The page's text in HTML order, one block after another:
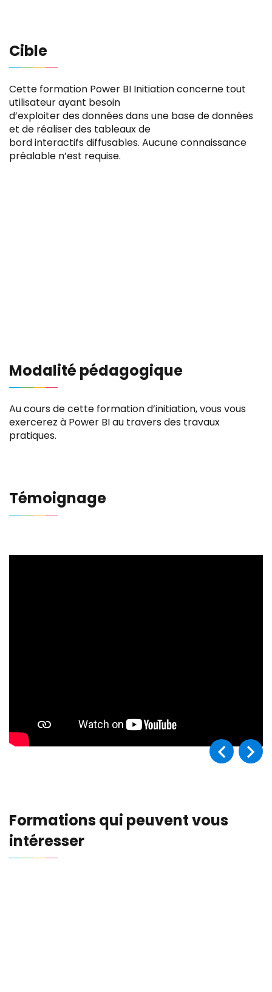
Cible
Cette formation Power BI Initiation concerne tout
utilisateur ayant besoin
d’exploiter des données dans une base de données
et de réaliser des tableaux de
bord interactifs diffusables. Aucune connaissance
préalable n’est requise.
Modalité pédagogique
Au cours de cette formation d’initiation, vous vous
exercerez à Power BI au travers des travaux
pratiques.
Témoignage
Formations qui peuvent vous
intéresser